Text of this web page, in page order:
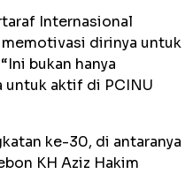
Internasional
dirinya untuk
bukan hanya
untuk aktif di PCINU
ke-30, di antaranya
KH Aziz Hakim